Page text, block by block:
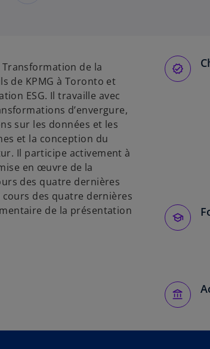
de la
de KPMG à Toronto et
ESG. Il travaille avec
d’envergure,
sur les données et les
et la conception du
Il participe activement à
en œuvre de la
des quatre dernières
des quatre dernières
de la présentation